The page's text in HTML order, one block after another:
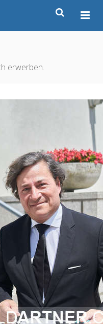
erwerben.